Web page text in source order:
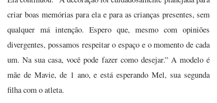
criar boas memórias para ela e para as crianças presentes, sem
qualquer má intenção. Espero que, mesmo com opiniões
divergentes, possamos respeitar o espaço e o momento de cada
um. Na sua casa, você pode fazer como desejar.” A modelo é
mãe de Mavie, de 1 ano, e está esperando Mel, sua segunda
filha com o atleta.